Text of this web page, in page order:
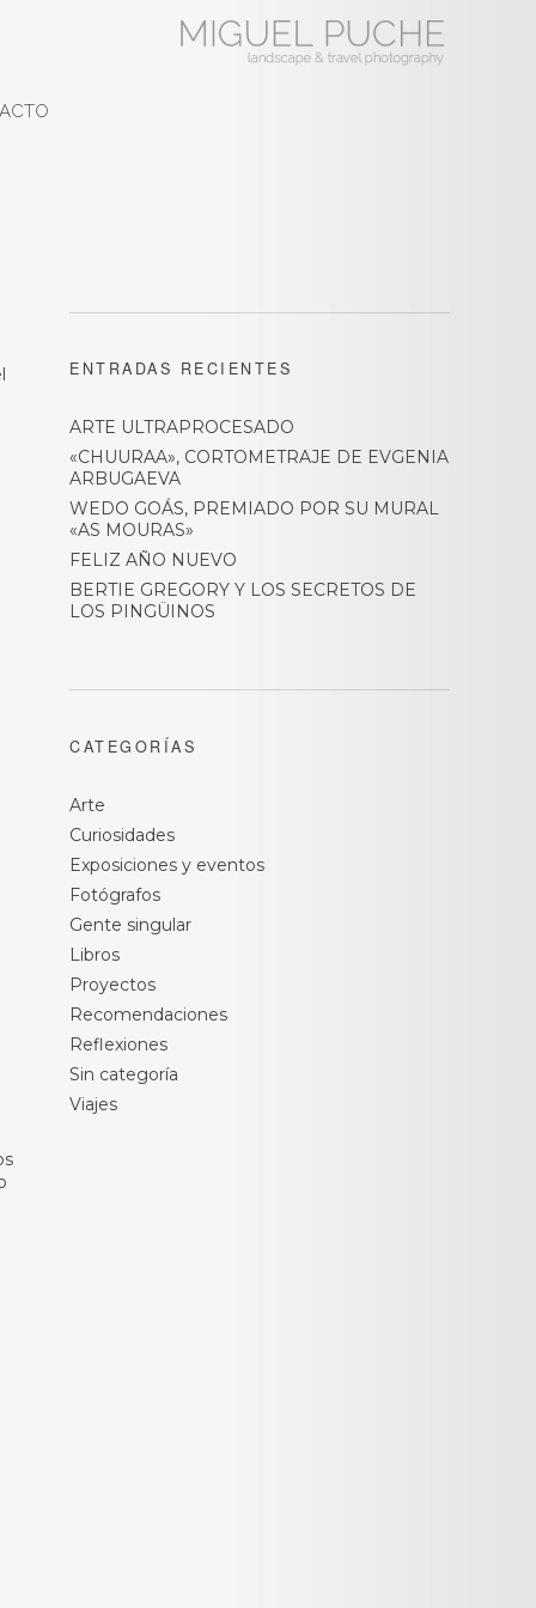
ENTRADAS RECIENTES
ARTE ULTRAPROCESADO
«CHUURAA», CORTOMETRAJE DE EVGENIA
ARBUGAEVA
WEDO GOÁS, PREMIADO POR SU MURAL
«AS MOURAS»
FELIZ AÑO NUEVO
BERTIE GREGORY Y LOS SECRETOS DE
LOS PINGÜINOS
CATEGORÍAS
Arte
Curiosidades
Exposiciones y eventos
Fotógrafos
Gente singular
Libros
Proyectos
Recomendaciones
Reflexiones
Sin categoría
Viajes